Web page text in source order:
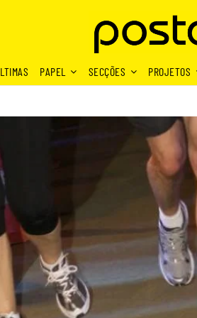
PAPEL SECÇÕES PROJETOS